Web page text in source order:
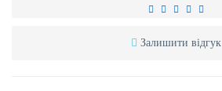
Залишити відгук